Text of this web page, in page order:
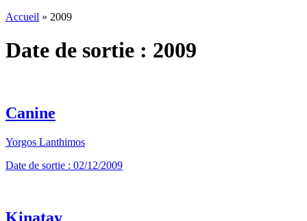
Accueil » 2009
Date de sortie : 2009
Canine
Yorgos Lanthimos
Date de sortie : 02/12/2009
Kinatay